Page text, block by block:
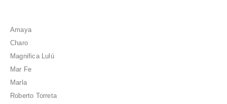
Amaya
Charo
Magnifica Lulú
Mar Fe
Marla
Roberto Torreta